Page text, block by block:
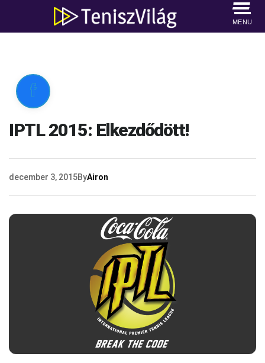
MENU

IPTL 2015: Elkezdődött!
december 3, 2015ByAiron